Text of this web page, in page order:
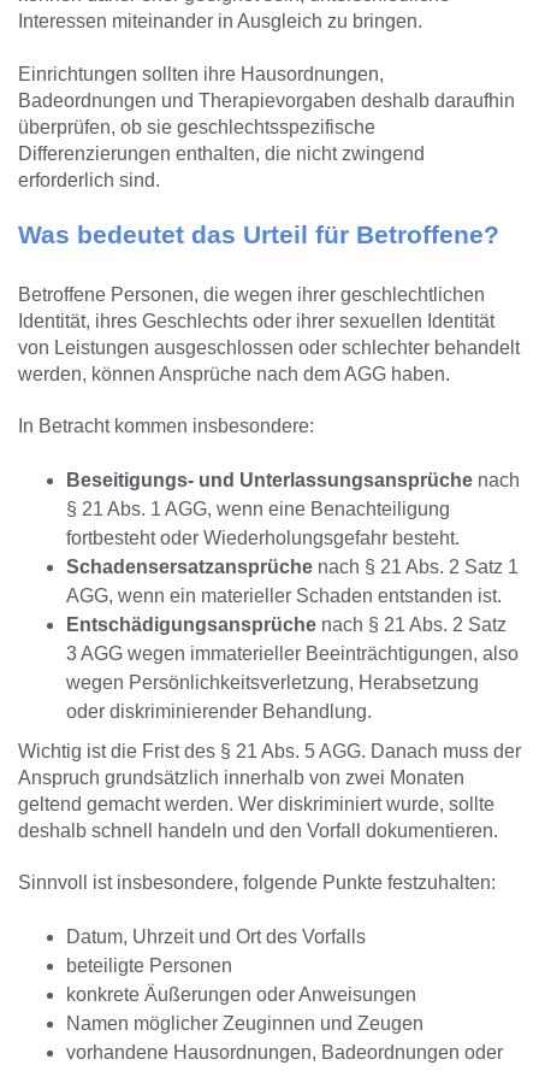
Interessen miteinander in Ausgleich zu bringen.
Einrichtungen sollten ihre Hausordnungen,
Badeordnungen und Therapievorgaben deshalb daraufhin
überprüfen, ob sie geschlechtsspezifische
Differenzierungen enthalten, die nicht zwingend
erforderlich sind.
Was bedeutet das Urteil für Betroffene?
Betroffene Personen, die wegen ihrer geschlechtlichen
Identität, ihres Geschlechts oder ihrer sexuellen Identität
von Leistungen ausgeschlossen oder schlechter behandelt
werden, können Ansprüche nach dem AGG haben.
In Betracht kommen insbesondere:
Beseitigungs- und Unterlassungsansprüche nach
§ 21 Abs. 1 AGG, wenn eine Benachteiligung
fortbesteht oder Wiederholungsgefahr besteht.
Schadensersatzansprüche nach § 21 Abs. 2 Satz 1
AGG, wenn ein materieller Schaden entstanden ist.
Entschädigungsansprüche nach § 21 Abs. 2 Satz
3 AGG wegen immaterieller Beeinträchtigungen, also
wegen Persönlichkeitsverletzung, Herabsetzung
oder diskriminierender Behandlung.
Wichtig ist die Frist des § 21 Abs. 5 AGG. Danach muss der
Anspruch grundsätzlich innerhalb von zwei Monaten
geltend gemacht werden. Wer diskriminiert wurde, sollte
deshalb schnell handeln und den Vorfall dokumentieren.
Sinnvoll ist insbesondere, folgende Punkte festzuhalten:
Datum, Uhrzeit und Ort des Vorfalls
beteiligte Personen
konkrete Äußerungen oder Anweisungen
Namen möglicher Zeuginnen und Zeugen
vorhandene Hausordnungen, Badeordnungen oder